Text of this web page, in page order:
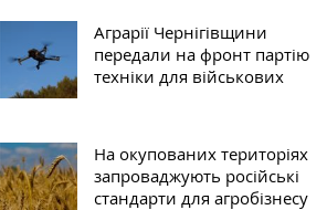
Аграрії Чернігівщини
передали на фронт партію
техніки для військових
На окупованих територіях
запроваджують російські
стандарти для агробізнесу